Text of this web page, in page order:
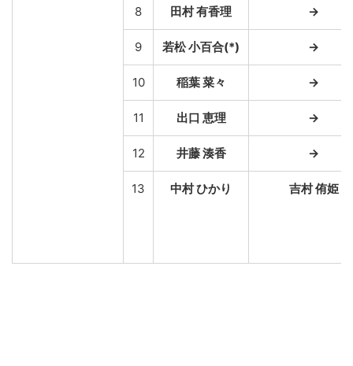
8 田村 有香理 →
9 若松 小百合(*) →
10 稲葉 菜々 →
11 出口 恵理 →
12 井藤 湊香 →
13 中村 ひかり 吉村 侑姫